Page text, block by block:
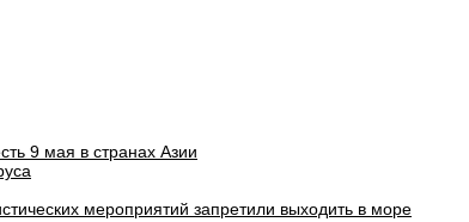
9 мая в странах Азии
мероприятий запретили выходить в море